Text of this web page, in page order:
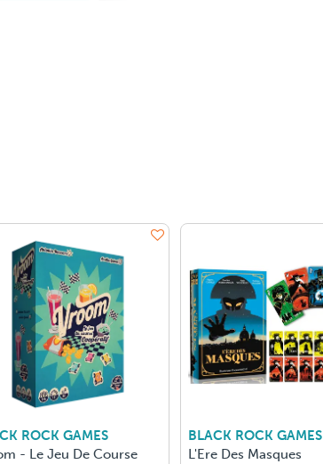
ROCK GAMES
- Le Jeu De Course
BLACK ROCK GAMES
L'Ere Des Masques